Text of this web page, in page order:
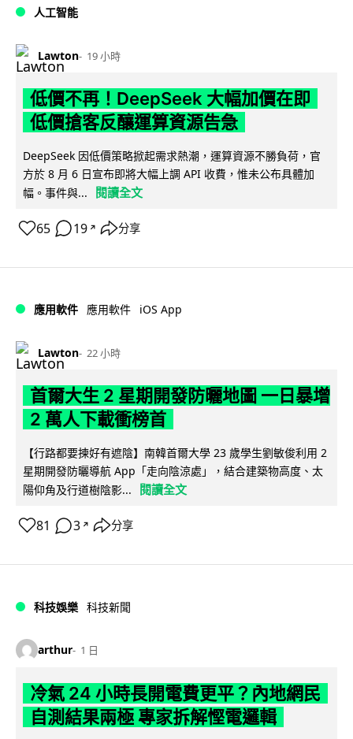
人工智能
Lawton 19 小時
低價不再！DeepSeek 大幅加價在即
低價搶客反釀運算資源告急
DeepSeek 因低價策略掀起需求熱潮，運算資源不勝負荷，官
方於 8 月 6 日宣布即將大幅上調 API 收費，惟未公布具體加
幅。事件與...
閱讀全文
65 19 ↗ 分享
應用軟件 應用軟件 iOS App
Lawton 22 小時
首爾大生 2 星期開發防曬地圖 一日暴增
2 萬人下載衝榜首
【行路都要揀好有遮陰】南韓首爾大學 23 歲學生劉敏俊利用 2
星期開發防曬導航 App「走向陰涼處」，結合建築物高度、太
陽仰角及行道樹陰影...
閱讀全文
81 3 ↗ 分享
科技娛樂 科技新聞
arthur 1 日
冷氣 24 小時長開電費更平？內地網民
自測結果兩極 專家拆解慳電邏輯